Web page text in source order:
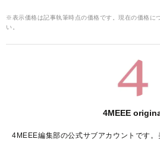
※表示価格は記事執筆時点の価格です。現在の価格に
い。
4MEEE
4MEEE編集部の公式サブアカウントです